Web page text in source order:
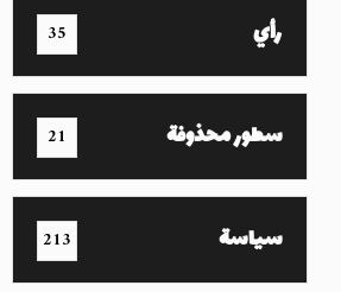
رأي 35
سطور محذوفة 21
سياسة 213